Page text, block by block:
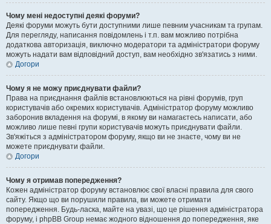
Чому мені недоступні деякі форуми?
Деякі форуми можуть бути доступними лише певним учасникам та групам.
Для перегляду, написання повідомлень і т.п. вам можливо потрібна
додаткова авторизація, виключно модератори та адміністратори форуму
можуть надати вам відповідний доступ, вам необхідно зв'язатись з ними.
Догори
Чому я не можу приєднувати файли?
Права на приєднання файлів встановлюються на рівні форумів, груп
користувачів або окремих користувачів. Адміністратор форуму можливо
заборонив вкладення на форумі, в якому ви намагаєтесь написати, або
можливо лише певні групи користувачів можуть приєднувати файли.
Зв'яжіться з адміністратором форуму, якщо ви не знаєте, чому ви не
можете приєднувати файли.
Догори
Чому я отримав попередження?
Кожен адміністратор форуму встановлює свої власні правила для свого
сайту. Якщо що ви порушили правила, ви можете отримати
попередження. Будь-ласка, майте на увазі, що це рішення адміністратора
форуму, і phpBB Group немає жодного відношення до попередження, яке